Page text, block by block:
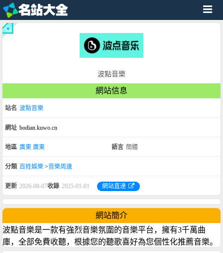
波點音樂
網站信息
站名 波點音樂
網址 bodian.kuwo.cn
地區 廣東 廣東 語言 簡體
分類 百姓娛樂 >音樂周邊
更新 2026-08-07收錄 2025-01-01 網站直達
網站簡介
波點音樂是一款有強烈音樂氛圍的音樂平台，擁有3千萬曲
庫，全部免費收聽，根據您的聽歌喜好為您個性化推薦音樂。